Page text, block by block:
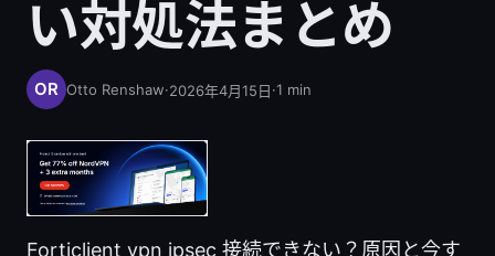
い対処法まとめ
Otto Renshaw·2026年4月15日·1 min
Forticlient vpn ipsec 接続できない？原因と今す